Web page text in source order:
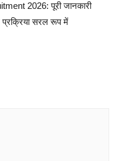
2026: पूरी जानकारी
सरल रूप में